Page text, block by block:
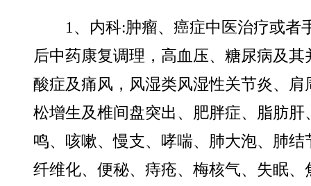
1、内科:肿瘤、癌症中医治疗或者
后中药康复调理，高血压、糖尿病及其
酸症及痛风，风湿类风湿性关节炎、肩
松增生及椎间盘突出、肥胖症、脂肪肝
鸣、咳嗽、慢支、哮喘、肺大泡、肺结
纤维化、便秘、痔疮、梅核气、失眠、